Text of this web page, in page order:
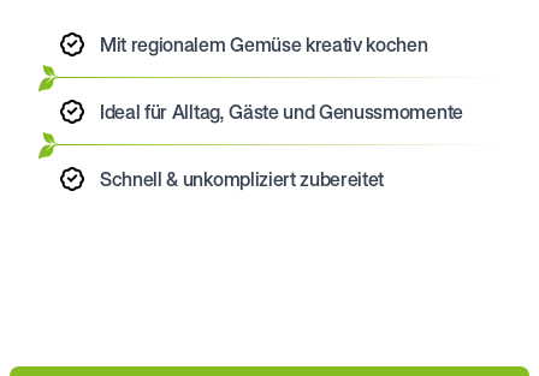
Mit regionalem Gemüse kreativ kochen
Ideal für Alltag, Gäste und Genussmomente
Schnell & unkompliziert zubereitet